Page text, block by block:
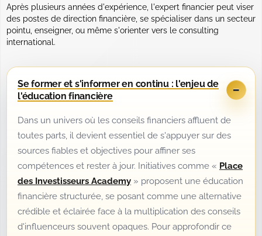
Après plusieurs années d'expérience, l'expert financier peut viser
des postes de direction financière, se spécialiser dans un secteur
pointu, enseigner, ou même s'orienter vers le consulting
international.
Se former et s'informer en continu : l'enjeu de
l'éducation financière
Dans un univers où les conseils financiers affluent de
toutes parts, il devient essentiel de s'appuyer sur des
sources fiables et objectives pour affiner ses
compétences et rester à jour. Initiatives comme « Place
des Investisseurs Academy » proposent une éducation
financière structurée, se posant comme une alternative
crédible et éclairée face à la multiplication des conseils
d'influenceurs souvent opaques. Pour approfondir ce